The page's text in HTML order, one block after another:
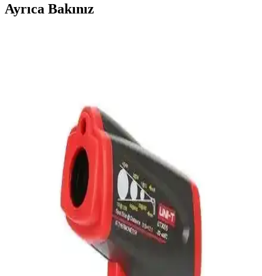
Ayrıca Bakınız
ve 40x50 cm; farklar kullanım verimini etkiler.
Casio ID-11S-2DF Dijital Termometre ve Takvimli
Duvar Saati Modern Tasarım
Casio ID-11S-2DF, modern tasarımıyla iç ortam sıcaklığını gösteren
termometre ve takvim fonksiyonlarıyla ev ve ofislerde pratik
kullanım sunar. Hafif, dayanıklı ve şık yapısıyla yaşam alanlarınızı
Arçelik Fakir River Buhar Termostatı İncelemesi ve
Kullanıcı Yorumları
Arçelik Fakir River Buhar Termostatı, dayanıklı malzeme ve pratik
sıcaklık ayarıyla öne çıkar. Kullanıcı geri bildirimleri ve performans